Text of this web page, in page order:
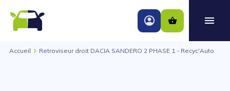
Accueil Retroviseur droit DACIA SANDERO 2 PHASE 1 - Recyc'Auto